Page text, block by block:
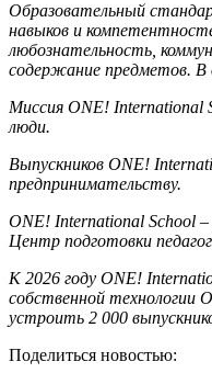
Образовательный
навыков и
любознательность,
содержание предметов. В
Миссия ONE! International
люди.
Выпускников ONE!
предпринимательству.
ONE! International School
Центр подготовки
К 2026 году ONE!
собственной технологии
устроить 2 000
Поделиться новостью: